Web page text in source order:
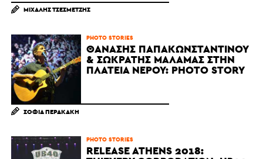
ΜΙΧΆΛΗΣ ΤΣΕΣΜΕΤΖΉΣ
PHOTO STORIES
ΘΑΝΆΣΗΣ ΠΑΠΑΚΩΝΣΤΑΝΤΊΝΟΥ
& ΣΩΚΡΆΤΗΣ ΜΆΛΑΜΑΣ ΣΤΗΝ
ΠΛΑΤΕΊΑ ΝΕΡΟΎ: PHOTO STORY
ΣΟΦΊΑ ΠΕΡΑΚΆΚΗ
PHOTO STORIES
RELEASE ATHENS 2018: